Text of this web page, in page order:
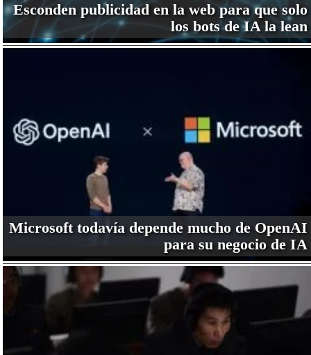
Esconden publicidad en la web para que solo
los bots de IA la lean
Microsoft todavía depende mucho de OpenAI
para su negocio de IA